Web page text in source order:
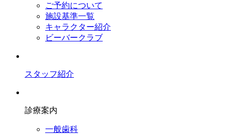
ご予約について
施設基準一覧
キャラクター紹介
ビーバークラブ
スタッフ紹介
診療案内
一般歯科